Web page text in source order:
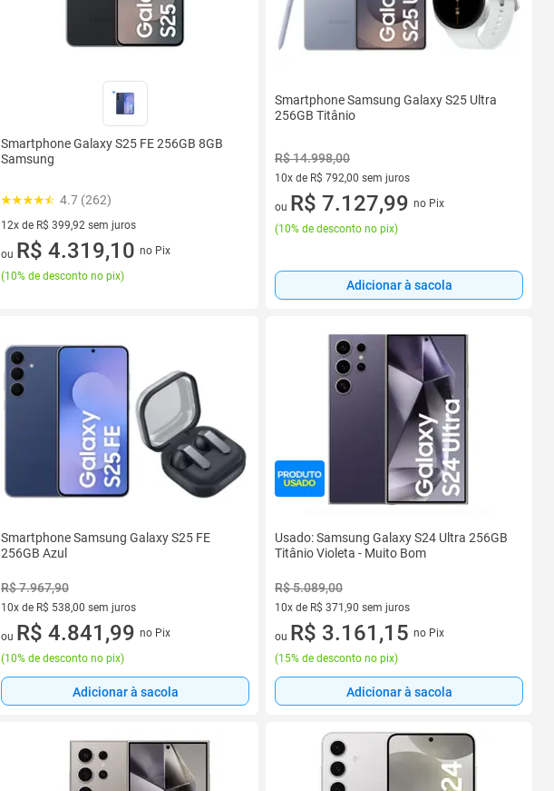
Smartphone Galaxy S25 FE 256GB 8GB
Samsung
4.7 (262)
12x de R$ 399,92 sem juros
12 vez de R$ 399,92 sem juros
ou R$ 4.319,10 no Pix
(10% de desconto no pix)
Smartphone Samsung Galaxy S25 Ultra
256GB Titânio
R$ 14.998,00
10x de R$ 792,00 sem juros
10 vez de R$ 792,00 sem juros
ou R$ 7.127,99 no Pix
(10% de desconto no pix)
Adicionar à sacola
Smartphone Samsung Galaxy S25 FE
256GB Azul
R$ 7.967,90
10x de R$ 538,00 sem juros
10 vez de R$ 538,00 sem juros
ou R$ 4.841,99 no Pix
(10% de desconto no pix)
Adicionar à sacola
Usado: Samsung Galaxy S24 Ultra 256GB
Titânio Violeta - Muito Bom
R$ 5.089,00
10x de R$ 371,90 sem juros
10 vez de R$ 371,90 sem juros
ou R$ 3.161,15 no Pix
(15% de desconto no pix)
Adicionar à sacola